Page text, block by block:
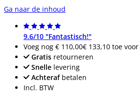
Ga naar de inhoud
9.6/10 "Fantastisch!"
Voeg nog € 110,00€ 133,10 toe voor
Gratis retourneren
Snelle levering
Achterafbetalen
Incl. BTW